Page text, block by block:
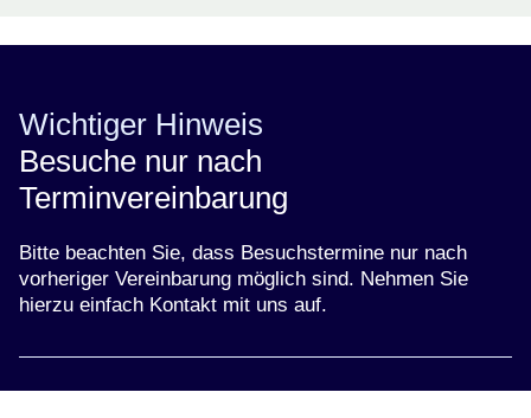
Wichtiger Hinweis
Besuche nur nach
Terminvereinbarung
Bitte beachten Sie, dass Besuchstermine nur nach
vorheriger Vereinbarung möglich sind. Nehmen Sie
hierzu einfach Kontakt mit uns auf.